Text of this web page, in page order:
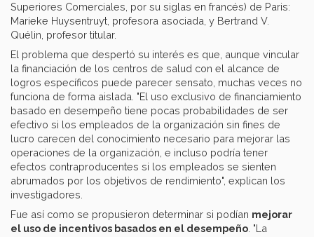
Superiores Comerciales, por su siglas en francés) de Paris:
Marieke Huysentruyt, profesora asociada, y Bertrand V.
Quélin, profesor titular.
El problema que despertó su interés es que, aunque vincular
la financiación de los centros de salud con el alcance de
logros específicos puede parecer sensato, muchas veces no
funciona de forma aislada. "El uso exclusivo de financiamiento
basado en desempeño tiene pocas probabilidades de ser
efectivo si los empleados de la organización sin fines de
lucro carecen del conocimiento necesario para mejorar las
operaciones de la organización, e incluso podría tener
efectos contraproducentes si los empleados se sienten
abrumados por los objetivos de rendimiento", explican los
investigadores.
Fue así como se propusieron determinar si podían mejorar
el uso de incentivos basados en el desempeño . "La